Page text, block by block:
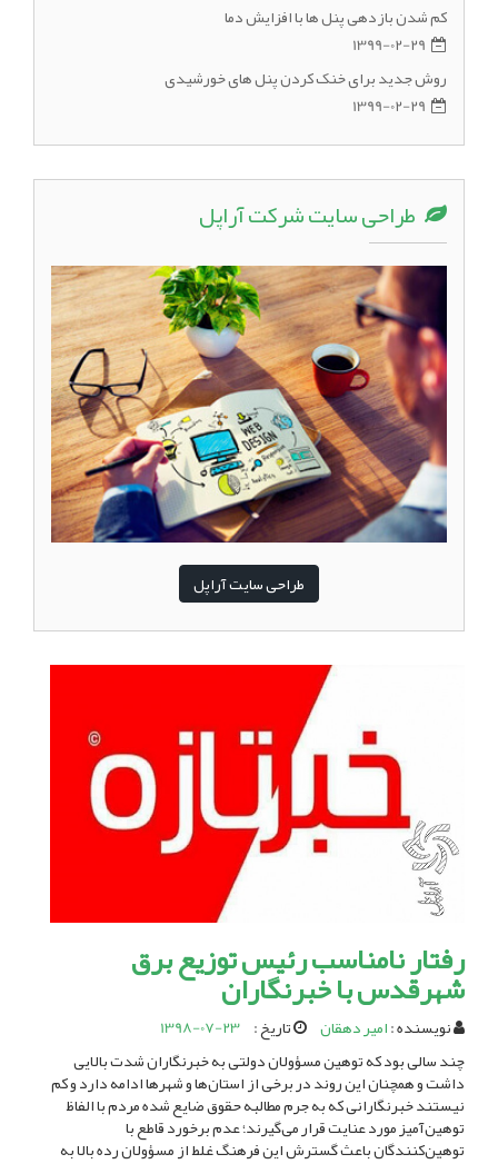
کم شدن بازدهی پنل ها با افزایش دما
1399-02-29
روش جدید برای خنک کردن پنل های خورشیدی
1399-02-29
طراحی سایت شرکت آراپل
طراحی سایت آراپل
رفتار نامناسب رئیس توزیع برق
شهرقدس با خبرنگاران
نویسنده :امیر دهقان تاریخ : 1398-07-23
چند سالی بود که توهین مسؤولان دولتی به خبرنگاران شدت بالایی
داشت و همچنان این روند در برخی از استان‌ها و شهر‌ها ادامه دارد و کم
نیستند خبرنگارانی که به جرم مطالبه حقوق ضایع شده مردم با الفاظ
توهین‌آمیز مورد عنایت قرار می‌گیرند؛ عدم برخورد قاطع با
توهین‌کنندگان باعث گسترش این فرهنگ غلط از مسؤولان رده بالا به